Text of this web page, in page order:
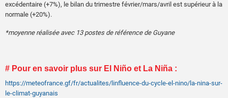
excédentaire (+7%), le bilan du trimestre février/mars/avril est supérieur à la
normale (+20%).
*moyenne réalisée avec 13 postes de référence de Guyane
# Pour en savoir plus sur El Niño et La Niña :
https://meteofrance.gf/fr/actualites/linfluence-du-cycle-el-nino/la-nina-sur-
le-climat-guyanais